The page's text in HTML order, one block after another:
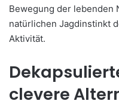
Bewegung der lebenden
natürlichen Jagdinstinkt
Aktivität.
clevere